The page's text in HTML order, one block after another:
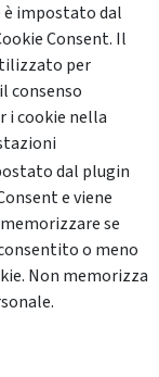
è impostato dal
Consent. Il
per
consenso
i cookie nella
dal plugin
e viene
se
o meno
Non memorizza